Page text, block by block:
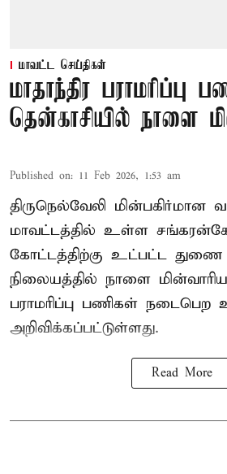
மாவட்ட செய்திகள்
மாதாந்திர பராமரிப்பு
தென்காசியில் நாளை
Published on: 11 Feb 2026, 1:53 am
திருநெல்வேலி மின்பகிர்மான
மாவட்டத்தில் உள்ள
கோட்டத்திற்கு உட்பட்ட துணை
நிலையத்தில் நாளை மின்வாரிய
பராமரிப்பு பணிகள்
அறிவிக்கப்பட்டுள்ளது.
Read More